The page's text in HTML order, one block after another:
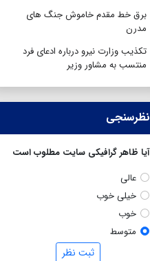
برق خط مقدم خاموش جنگ های
مدرن
تکذیب وزارت نیرو درباره ادعای فرد
منتسب به مشاور وزیر
نظرسنجی
آیا ظاهر گرافیکی سایت مطلوب است
عالی
خیلی خوب
خوب
متوسط
ثبت نظر